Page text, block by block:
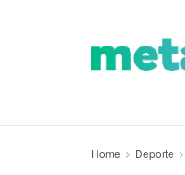
Home Deporte